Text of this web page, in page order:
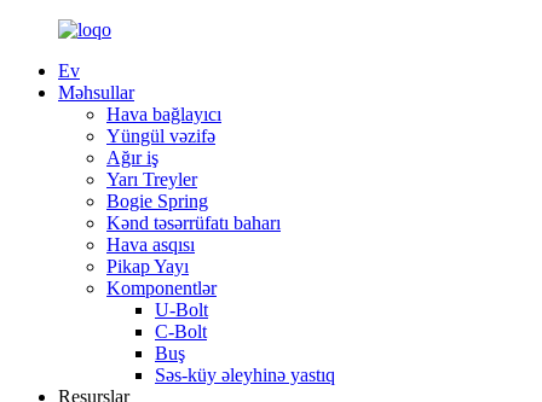
Ev
Məhsullar
Hava bağlayıcı
Yüngül vəzifə
Ağır iş
Yarı Treyler
Bogie Spring
Kənd təsərrüfatı baharı
Hava asqısı
Pikap Yayı
Komponentlər
U-Bolt
C-Bolt
Buş
Səs-küy əleyhinə yastıq
Resurslar